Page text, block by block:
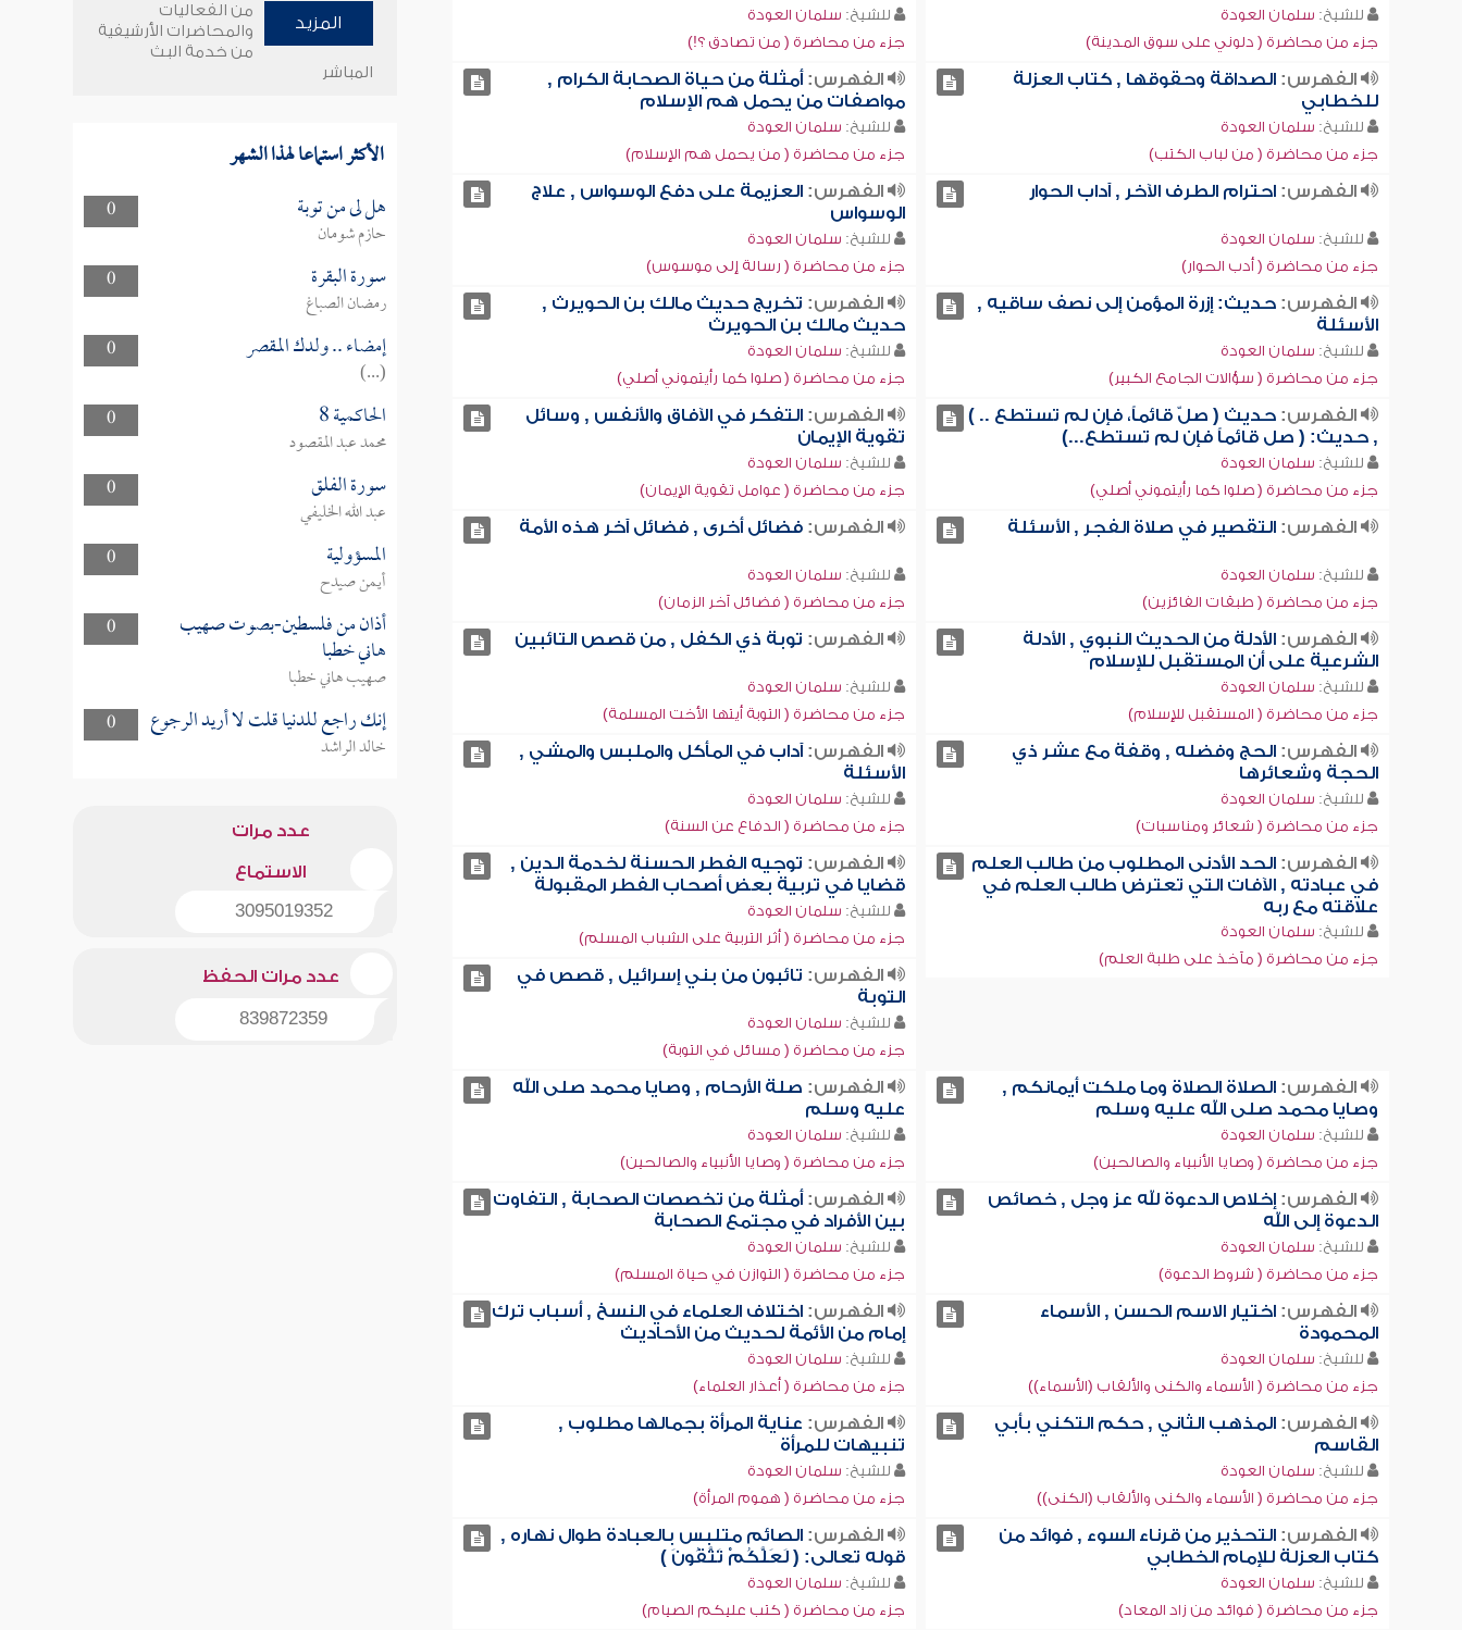
للشيخ: سلمان العودة
جزء من محاضرة ( دلوني على سوق المدينة)
للشيخ: سلمان العودة
جزء من محاضرة ( من تصادق ؟!)
الفهرس:الصداقة وحقوقها , كتاب العزلة
للخطابي
للشيخ: سلمان العودة
جزء من محاضرة ( من لباب الكتب)
الفهرس: أمثلة من حياة الصحابة الكرام ,
مواصفات من يحمل هم الإسلام
للشيخ: سلمان العودة
جزء من محاضرة ( من يحمل هم الإسلام)
الفهرس:احترام الطرف الآخر , آداب الحوار
للشيخ: سلمان العودة
جزء من محاضرة ( أدب الحوار)
الفهرس: العزيمة على دفع الوسواس , علاج
الوسواس
للشيخ: سلمان العودة
جزء من محاضرة ( رسالة إلى موسوس)
الفهرس:حديث: إزرة المؤمن إلى نصف ساقيه ,
الأسئلة
للشيخ: سلمان العودة
جزء من محاضرة ( سؤالات الجامع الكبير)
الفهرس: تخريج حديث مالك بن الحويرث ,
حديث مالك بن الحويرث
للشيخ: سلمان العودة
جزء من محاضرة ( صلوا كما رأيتموني أصلي)
الفهرس:حديث ( صلّ قائماً، فإن لم تستطع .. )
, حديث: ( صل قائماً فإن لم تستطع...)
للشيخ: سلمان العودة
جزء من محاضرة ( صلوا كما رأيتموني أصلي)
الفهرس: التفكر في الآفاق والأنفس , وسائل
تقوية الإيمان
للشيخ: سلمان العودة
جزء من محاضرة ( عوامل تقوية الإيمان)
الفهرس:التقصير في صلاة الفجر , الأسئلة
للشيخ: سلمان العودة
جزء من محاضرة ( طبقات الفائزين)
الفهرس: فضائل أخرى , فضائل آخر هذه الأمة
للشيخ: سلمان العودة
جزء من محاضرة ( فضائل آخر الزمان)
الفهرس:الأدلة من الحديث النبوي , الأدلة
الشرعية على أن المستقبل للإسلام
للشيخ: سلمان العودة
جزء من محاضرة ( المستقبل للإسلام)
الفهرس: توبة ذي الكفل , من قصص التائبين
للشيخ: سلمان العودة
جزء من محاضرة ( التوبة أيتها الأخت المسلمة)
الفهرس:الحج وفضله , وقفة مع عشر ذي
الحجة وشعائرها
للشيخ: سلمان العودة
جزء من محاضرة ( شعائر ومناسبات)
الفهرس: آداب في المأكل والملبس والمشي ,
الأسئلة
للشيخ: سلمان العودة
جزء من محاضرة ( الدفاع عن السنة)
الفهرس:الحد الأدنى المطلوب من طالب العلم
في عبادته , الآفات التي تعترض طالب العلم في
علاقته مع ربه
للشيخ: سلمان العودة
جزء من محاضرة ( مآخذ على طلبة العلم)
الفهرس: توجيه الفطر الحسنة لخدمة الدين ,
قضايا في تربية بعض أصحاب الفطر المقبولة
للشيخ: سلمان العودة
جزء من محاضرة ( أثر التربية على الشباب المسلم)
الفهرس: تائبون من بني إسرائيل , قصص في
التوبة
للشيخ: سلمان العودة
جزء من محاضرة ( مسائل في التوبة)
الفهرس:الصلاة الصلاة وما ملكت أيمانكم ,
وصايا محمد صلى الله عليه وسلم
للشيخ: سلمان العودة
جزء من محاضرة ( وصايا الأنبياء والصالحين)
الفهرس: صلة الأرحام , وصايا محمد صلى الله
عليه وسلم
للشيخ: سلمان العودة
جزء من محاضرة ( وصايا الأنبياء والصالحين)
الفهرس:إخلاص الدعوة لله عز وجل , خصائص
الدعوة إلى الله
للشيخ: سلمان العودة
جزء من محاضرة ( شروط الدعوة)
الفهرس: أمثلة من تخصصات الصحابة , التفاوت
بين الأفراد في مجتمع الصحابة
للشيخ: سلمان العودة
جزء من محاضرة ( التوازن في حياة المسلم)
الفهرس:اختيار الاسم الحسن , الأسماء
المحمودة
للشيخ: سلمان العودة
جزء من محاضرة ( الأسماء والكنى والألقاب (الأسماء))
الفهرس: اختلاف العلماء في النسخ , أسباب ترك
إمام من الأئمة لحديث من الأحاديث
للشيخ: سلمان العودة
جزء من محاضرة ( أعذار العلماء)
الفهرس:المذهب الثاني , حكم التكني بأبي
القاسم
للشيخ: سلمان العودة
جزء من محاضرة ( الأسماء والكنى والألقاب (الكنى))
الفهرس: عناية المرأة بجمالها مطلوب ,
تنبيهات للمرأة
للشيخ: سلمان العودة
جزء من محاضرة ( هموم المرأة)
الفهرس:التحذير من قرناء السوء , فوائد من
كتاب العزلة للإمام الخطابي
للشيخ: سلمان العودة
جزء من محاضرة ( فوائد من زاد المعاد)
الفهرس: الصائم متلبس بالعبادة طوال نهاره ,
قوله تعالى: ( لَعَلَّكُمْ تَتَّقُونَ )
للشيخ: سلمان العودة
جزء من محاضرة ( كتب عليكم الصيام)
المزيد
من الفعاليات
والمحاضرات الأرشيفية
من خدمة البث
المباشر
الأكثر استماعا لهذا الشهر
0 هل لى من توبة
حازم شومان
0
سورة البقرة
رمضان الصباغ
0
إمضاء .. ولدك المقصر
(...)
0
الحاكمية 8
محمد عبد المقصود
0
سورة الفلق
عبد الله الخليفي
0
المسؤولية
أيمن صيدح
0
أذان من فلسطين-بصوت صهيب
هاني خطبا
صهيب هاني خطبا
0
إنك راجع للدنيا قلت لا أريد الرجوع
خالد الراشد
عدد مرات
الاستماع
3095019352
عدد مرات الحفظ
839872359